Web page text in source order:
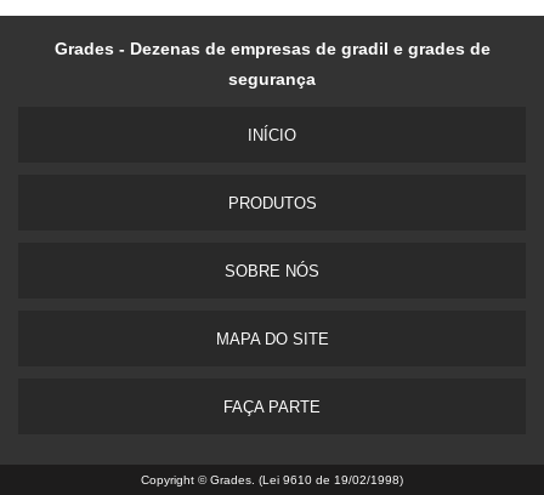
Grades - Dezenas de empresas de gradil e grades de
segurança
INÍ­CIO
PRODUTOS
SOBRE NÓS
MAPA DO SITE
FAÇA PARTE
Copyright © Grades. (Lei 9610 de 19/02/1998)